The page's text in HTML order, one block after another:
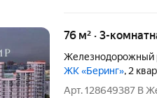
76 м² · 3-
Железнодорожный
ЖК «Беринг», 2
Арт. 128649387 В